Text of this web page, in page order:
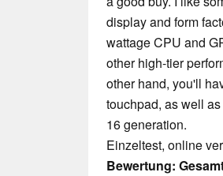
display and form
wattage CPU and
other high-tier
other hand, you'll
touchpad, as well
16 generation.
Einzeltest, online
Bewertung: